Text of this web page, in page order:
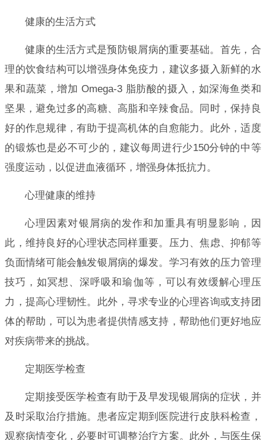
健康的生活方式
健康的生活方式是预防银屑病的重要基础。首先，合
理的饮食结构可以增强身体免疫力，建议多摄入新鲜的水
果和蔬菜，增加 Omega-3 脂肪酸的摄入，如深海鱼类和
坚果，避免过多的高糖、高脂和辛辣食品。同时，保持良
好的作息规律，有助于提高机体的自愈能力。此外，适度
的锻炼也是必不可少的，建议每周进行少150分钟的中等
强度运动，以促进血液循环，增强身体抵抗力。
心理健康的维持
心理因素对银屑病的发作和加重具有明显影响，因
此，维持良好的心理状态同样重要。压力、焦虑、抑郁等
负面情绪可能会触发银屑病的爆发。学习有效的压力管理
技巧，如冥想、深呼吸和瑜伽等，可以有效缓解心理压
力，提高心理韧性。此外，寻求专业的心理咨询或支持团
体的帮助，可以为患者提供情感支持，帮助他们更好地应
对疾病带来的挑战。
定期医学检查
定期接受医学检查有助于及早发现银屑病的症状，并
及时采取治疗措施。患者应定期到医院进行皮肤科检查，
观察病情变化，必要时可调整治疗方案。此外，与医生保